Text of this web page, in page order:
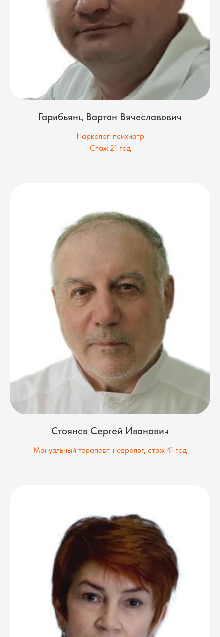
Гарибьянц Вартан Вячеславович
Нарколог, психиатр
Стаж 21 год
Стоянов Сергей Иванович
Мануальный терапевт, невролог, стаж 41 год